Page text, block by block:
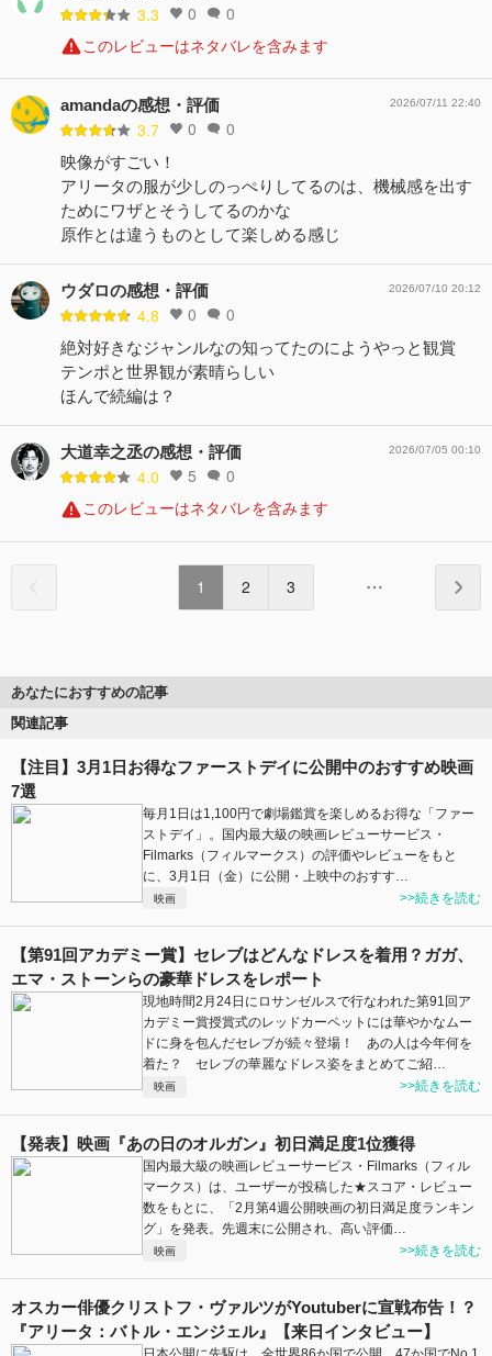
3.3 0 0
このレビューはネタバレを含みます
amandaの感想・評価
3.7 0 0
2026/07/11 22:40
映像がすごい！
アリータの服が少しのっぺりしてるのは、機械感を出す
ためにワザとそうしてるのかな
原作とは違うものとして楽しめる感じ
ウダロの感想・評価
4.8 0 0
2026/07/10 20:12
絶対好きなジャンルなの知ってたのにようやっと観賞
テンポと世界観が素晴らしい
ほんで続編は？
大道幸之丞の感想・評価
4.0 5 0
2026/07/05 00:10
このレビューはネタバレを含みます
1 2 3
あなたにおすすめの記事
関連記事
【注目】3月1日お得なファーストデイに公開中のおすすめ映画
7選
毎月1日は1,100円で劇場鑑賞を楽しめるお得な「ファー
ストデイ」。国内最大級の映画レビューサービス・
Filmarks（フィルマークス）の評価やレビューをもと
に、3月1日（金）に公開・上映中のおすす…
映画 >>続きを読む
【第91回アカデミー賞】セレブはどんなドレスを着用？ガガ、
エマ・ストーンらの豪華ドレスをレポート
現地時間2月24日にロサンゼルスで行なわれた第91回ア
カデミー賞授賞式のレッドカーペットには華やかなムー
ドに身を包んだセレブが続々登場！ あの人は今年何を
着た？ セレブの華麗なドレス姿をまとめてご紹…
映画 >>続きを読む
【発表】映画『あの日のオルガン』初日満足度1位獲得
国内最大級の映画レビューサービス・Filmarks（フィル
マークス）は、ユーザーが投稿した★スコア・レビュー
数をもとに、「2月第4週公開映画の初日満足度ランキン
グ」を発表。先週末に公開され、高い評価…
映画 >>続きを読む
オスカー俳優クリストフ・ヴァルツがYoutuberに宣戦布告！？
『アリータ：バトル・エンジェル』【来日インタビュー】